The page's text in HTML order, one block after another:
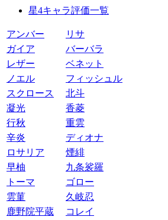
星4キャラ評価一覧
アンバー
リサ
ガイア
バーバラ
レザー
ベネット
ノエル
フィッシュル
スクロース
北斗
凝光
香菱
行秋
重雲
辛炎
ディオナ
ロサリア
煙緋
早柚
九条裟羅
トーマ
ゴロー
雲菫
久岐忍
鹿野院平蔵
コレイ